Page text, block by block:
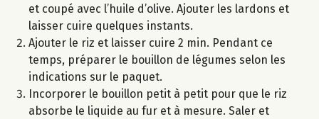
et coupé avec l’huile d’olive. Ajouter les lardons et
laisser cuire quelques instants.
Ajouter le riz et laisser cuire 2 min. Pendant ce
temps, préparer le bouillon de légumes selon les
indications sur le paquet.
Incorporer le bouillon petit à petit pour que le riz
absorbe le liquide au fur et à mesure. Saler et